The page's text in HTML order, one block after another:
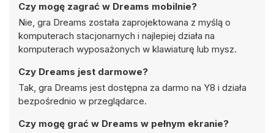
Czy mogę zagrać w Dreams mobilnie?
Nie, gra Dreams została zaprojektowana z myślą o
komputerach stacjonarnych i najlepiej działa na
komputerach wyposażonych w klawiaturę lub mysz.
Czy Dreams jest darmowe?
Tak, gra Dreams jest dostępna za darmo na Y8 i działa
bezpośrednio w przeglądarce.
Czy mogę grać w Dreams w pełnym ekranie?